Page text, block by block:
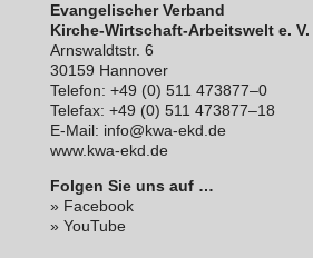
Evan­ge­li­scher Verband
Kirche-Wirt­schaft-Arbeits­welt e. V.
Arns­waldt­str. 6
30159 Hannover
Telefon: +49 (0) 511 473877–0
Telefax: +49 (0) 511 473877–18
E‑Mail: info@kwa-ekd.de
www.kwa-ekd.de
Folgen Sie uns auf …
» Facebook
» YouTube